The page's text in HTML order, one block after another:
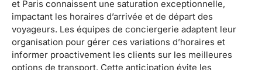
et Paris connaissent une saturation exceptionnelle,
impactant les horaires d’arrivée et de départ des
voyageurs. Les équipes de conciergerie adaptent leur
organisation pour gérer ces variations d’horaires et
informer proactivement les clients sur les meilleures
options de transport. Cette anticipation évite les